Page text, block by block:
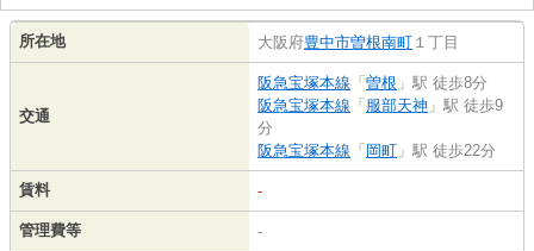
所在地 大阪府豊中市曽根南町 １丁目
交通
阪急宝塚本線 「 曽根 」駅 徒歩8分
阪急宝塚本線 「 服部天神 」駅 徒歩9
分
阪急宝塚本線 「 岡町 」駅 徒歩22分
賃料 -
管理費等 -